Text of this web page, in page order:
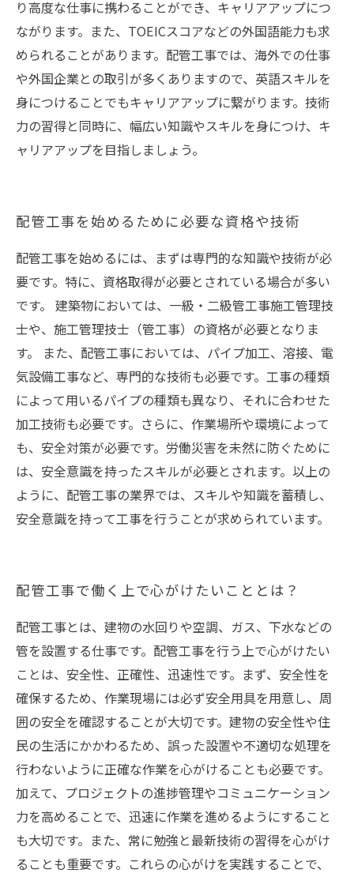
り高度な仕事に携わることができ、キャリアアップにつ
ながります。また、TOEICスコアなどの外国語能力も求
められることがあります。配管工事では、海外での仕事
や外国企業との取引が多くありますので、英語スキルを
身につけることでもキャリアアップに繋がります。技術
力の習得と同時に、幅広い知識やスキルを身につけ、キ
ャリアアップを目指しましょう。
配管工事を始めるために必要な資格や技術
配管工事を始めるには、まずは専門的な知識や技術が必
要です。特に、資格取得が必要とされている場合が多い
です。 建築物においては、一級・二級管工事施工管理技
士や、施工管理技士（管工事）の資格が必要となりま
す。 また、配管工事においては、パイプ加工、溶接、電
気設備工事など、専門的な技術も必要です。工事の種類
によって用いるパイプの種類も異なり、それに合わせた
加工技術も必要です。さらに、作業場所や環境によって
も、安全対策が必要です。労働災害を未然に防ぐために
は、安全意識を持ったスキルが必要とされます。以上の
ように、配管工事の業界では、スキルや知識を蓄積し、
安全意識を持って工事を行うことが求められています。
配管工事で働く上で心がけたいこととは？
配管工事とは、建物の水回りや空調、ガス、下水などの
管を設置する仕事です。配管工事を行う上で心がけたい
ことは、安全性、正確性、迅速性です。まず、安全性を
確保するため、作業現場には必ず安全用具を用意し、周
囲の安全を確認することが大切です。建物の安全性や住
民の生活にかかわるため、誤った設置や不適切な処理を
行わないように正確な作業を心がけることも必要です。
加えて、プロジェクトの進捗管理やコミュニケーション
力を高めることで、迅速に作業を進めるようにすること
も大切です。また、常に勉強と最新技術の習得を心がけ
ることも重要です。これらの心がけを実践することで、